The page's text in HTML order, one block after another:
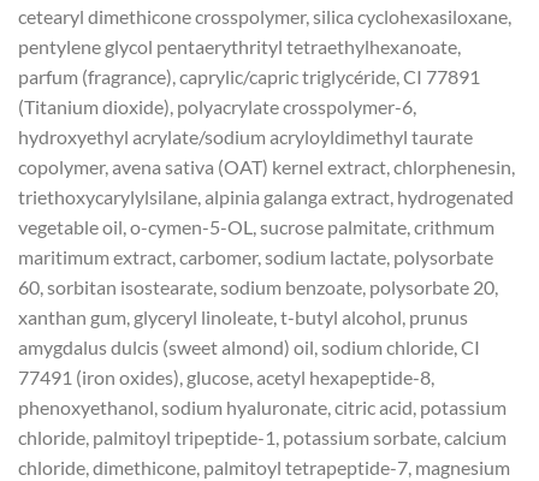
cetearyl dimethicone crosspolymer, silica cyclohexasiloxane,
pentylene glycol pentaerythrityl tetraethylhexanoate,
parfum (fragrance), caprylic/capric triglycéride, CI 77891
(Titanium dioxide), polyacrylate crosspolymer-6,
hydroxyethyl acrylate/sodium acryloyldimethyl taurate
copolymer, avena sativa (OAT) kernel extract, chlorphenesin,
triethoxycarylylsilane, alpinia galanga extract, hydrogenated
vegetable oil, o-cymen-5-OL, sucrose palmitate, crithmum
maritimum extract, carbomer, sodium lactate, polysorbate
60, sorbitan isostearate, sodium benzoate, polysorbate 20,
xanthan gum, glyceryl linoleate, t-butyl alcohol, prunus
amygdalus dulcis (sweet almond) oil, sodium chloride, CI
77491 (iron oxides), glucose, acetyl hexapeptide-8,
phenoxyethanol, sodium hyaluronate, citric acid, potassium
chloride, palmitoyl tripeptide-1, potassium sorbate, calcium
chloride, dimethicone, palmitoyl tetrapeptide-7, magnesium